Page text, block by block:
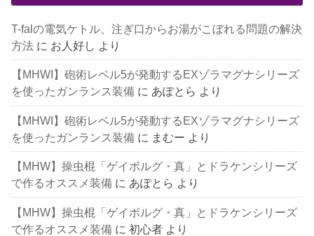
T-falの電気ケトル、注ぎ口からお湯がこぼれる問題の解決
方法 に お人好し より
【MHWI】砲術レベル5が発動するEXゾラマグナシリーズ
を使ったガンランス装備 に あぽとら より
【MHWI】砲術レベル5が発動するEXゾラマグナシリーズ
を使ったガンランス装備 に まむー より
【MHW】操虫棍「ゲイボルグ・真」とドラケンシリーズ
で作るオススメ装備 に あぽとら より
【MHW】操虫棍「ゲイボルグ・真」とドラケンシリーズ
で作るオススメ装備 に初心者 より